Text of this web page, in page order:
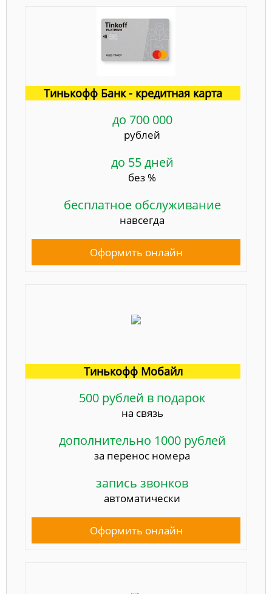
Тинькофф Банк - кредитная карта
до 700 000
рублей
до 55 дней
без %
бесплатное обслуживание
навсегда
Оформить онлайн
Тинькофф Мобайл
500 рублей в подарок
на связь
дополнительно 1000 рублей
за перенос номера
запись звонков
автоматически
Оформить онлайн